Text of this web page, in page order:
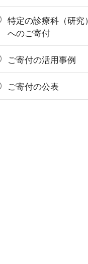
特定の診療科 （研究）
へのご寄付
ご寄付の活用事例
ご寄付の公表